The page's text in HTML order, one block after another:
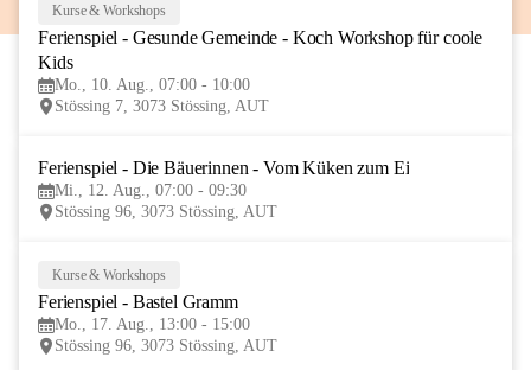
AUG
Kurse & Workshops
Ferienspiel - Gesunde Gemeinde - Koch Workshop für coole
Kids
Mo., 10. Aug., 07:00 - 10:00
Stössing 7, 3073 Stössing, AUT
Ferienspiel - Die Bäuerinnen - Vom Küken zum Ei
Mi., 12. Aug., 07:00 - 09:30
Stössing 96, 3073 Stössing, AUT
Kurse & Workshops
Ferienspiel - Bastel Gramm
Mo., 17. Aug., 13:00 - 15:00
Stössing 96, 3073 Stössing, AUT